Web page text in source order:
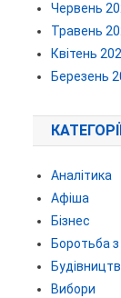
Червень
Травень
Квітень
Березень
Аналітика
Афіша
Бізнес
Боротьба
Вибори